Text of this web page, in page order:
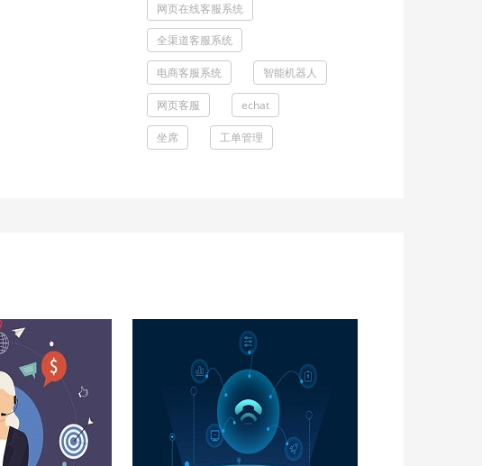
网页在线客服系统
全渠道客服系统
电商客服系统 智能机器人
网页客服 echat
坐席 工单管理